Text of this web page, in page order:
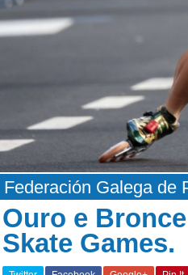
Federación Galega de
Ouro e
Skate Games.